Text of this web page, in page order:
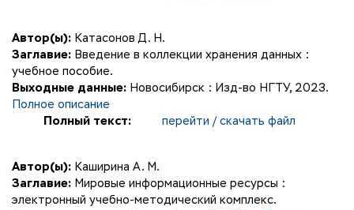
Автор(ы): Катасонов Д. Н.
Заглавие: Введение в коллекции хранения данных :
учебное пособие.
Выходные данные: Новосибирск : Изд-во НГТУ, 2023.
Полное описание
Полный текст:
перейти / скачать файл
Автор(ы): Каширина А. М.
Заглавие: Мировые информационные ресурсы :
электронный учебно-методический комплекс.